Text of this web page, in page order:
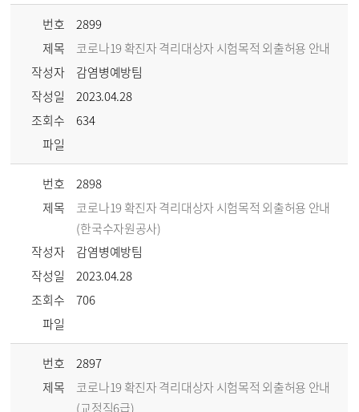
번호
2899
제목
코로나19 확진자 격리대상자 시험목적 외출허용 안내
작성자
감염병예방팀
작성일
2023.04.28
조회수
634
파일
번호
2898
제목
코로나19 확진자 격리대상자 시험목적 외출허용 안내
(한국수자원공사)
작성자
감염병예방팀
작성일
2023.04.28
조회수
706
파일
번호
2897
제목
코로나19 확진자 격리대상자 시험목적 외출허용 안내
(교정직6급)